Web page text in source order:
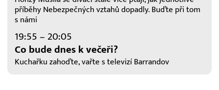
příběhy Nebezpečných vztahů dopadly. Buďte při tom
s námi
19:55 – 20:05
Co bude dnes k večeři?
Kuchařku zahoďte, vařte s televizí Barrandov